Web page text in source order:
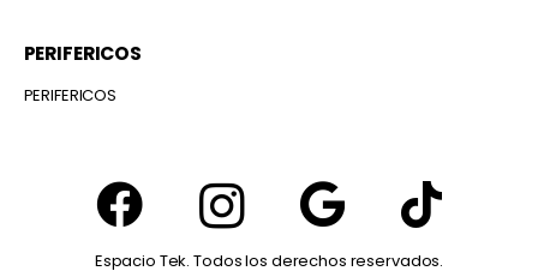
PERIFERICOS
PERIFERICOS
Espacio Tek. Todos los derechos reservados.